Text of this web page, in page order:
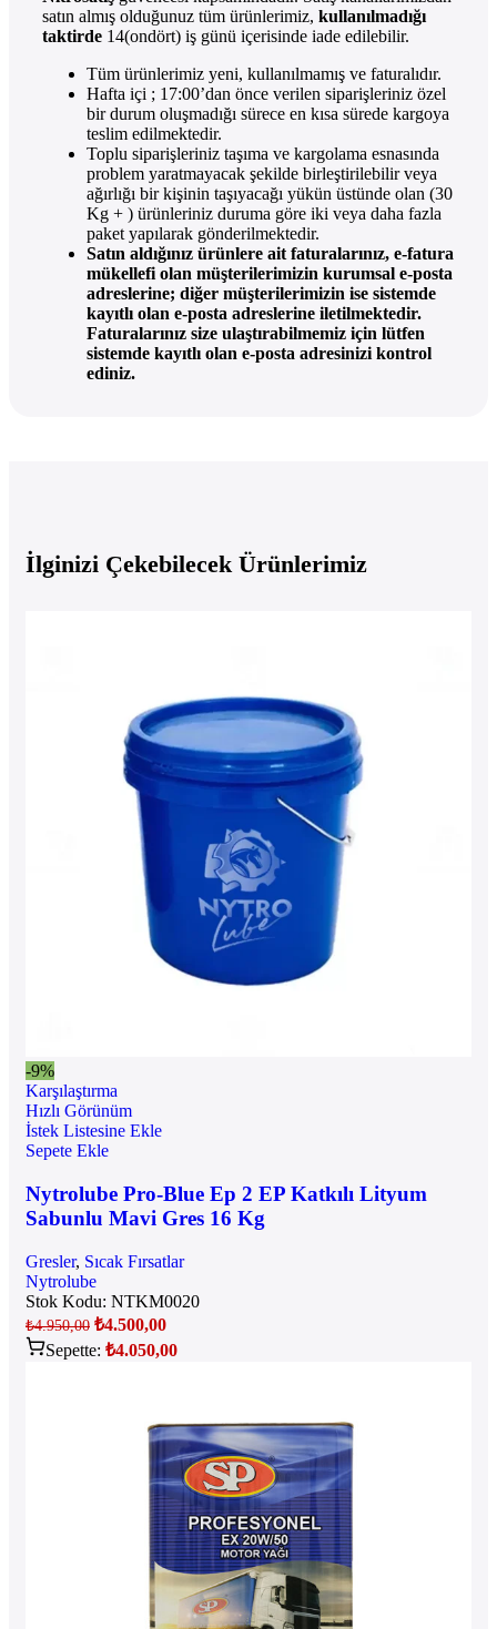
satın almış olduğunuz tüm ürünlerimiz, kullanılmadığı
taktirde 14(ondört) iş günü içerisinde iade edilebilir.
Tüm ürünlerimiz yeni, kullanılmamış ve faturalıdır.
Hafta içi ; 17:00’dan önce verilen siparişleriniz özel
bir durum oluşmadığı sürece en kısa sürede kargoya
teslim edilmektedir.
Toplu siparişleriniz taşıma ve kargolama esnasında
problem yaratmayacak şekilde birleştirilebilir veya
ağırlığı bir kişinin taşıyacağı yükün üstünde olan (30
Kg + ) ürünleriniz duruma göre iki veya daha fazla
paket yapılarak gönderilmektedir.
Satın aldığınız ürünlere ait faturalarınız, e-fatura
mükellefi olan müşterilerimizin kurumsal e-posta
adreslerine; diğer müşterilerimizin ise sistemde
kayıtlı olan e-posta adreslerine iletilmektedir.
Faturalarınız size ulaştırabilmemiz için lütfen
sistemde kayıtlı olan e-posta adresinizi kontrol
ediniz.
İlginizi Çekebilecek Ürünlerimiz
-9%
Karşılaştırma
Hızlı Görünüm
İstek Listesine Ekle
Sepete Ekle
Nytrolube Pro-Blue Ep 2 EP Katkılı Lityum
Sabunlu Mavi Gres 16 Kg
Gresler, Sıcak Fırsatlar
Nytrolube
Stok Kodu: NTKM0020
₺4.950,00 ₺4.500,00
Sepette: ₺4.050,00